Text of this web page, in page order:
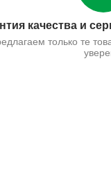
качества и
только те